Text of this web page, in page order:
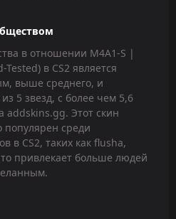
в отношении M4A1-S |
Tested) в CS2 является
выше среднего, и
из 5 звезд, с более чем 5,6
addskins.gg. Этот скин
популярен среди
в CS2, таких как flusha,
привлекает больше людей